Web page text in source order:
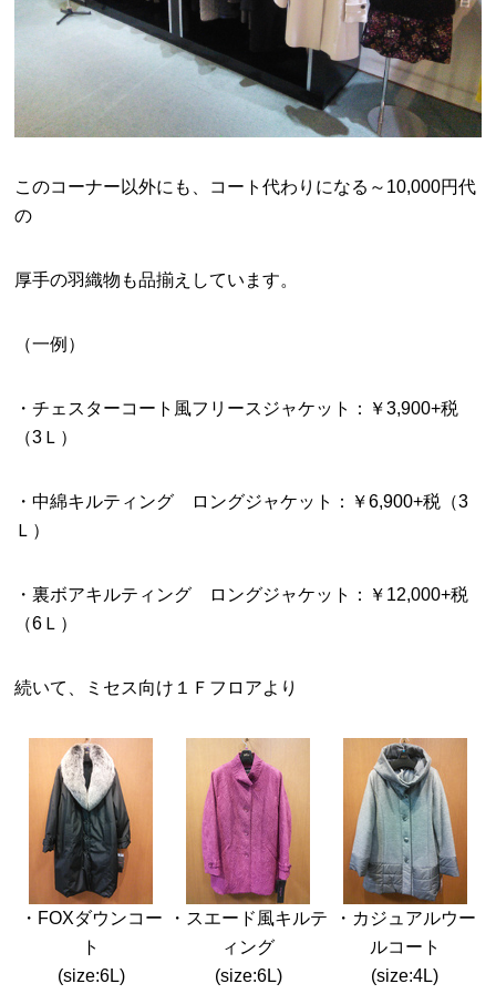
このコーナー以外にも、コート代わりになる～10,000円代
の
厚手の羽織物も品揃えしています。
（一例）
・チェスターコート風フリースジャケット：￥3,900+税
（3Ｌ）
・中綿キルティング ロングジャケット：￥6,900+税（3
Ｌ）
・裏ボアキルティング ロングジャケット：￥12,000+税
（6Ｌ）
続いて、ミセス向け１Ｆフロアより
・FOXダウンコー
ト
(size:6L)
・スエード風キルテ
ィング
(size:6L)
・カジュアルウー
ルコート
(size:4L)